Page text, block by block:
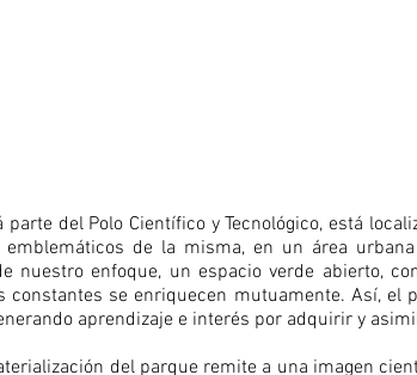
del Polo Científico y Tecnológico, está
de la misma, en un área
nuestro enfoque, un espacio verde abierto,
se enriquecen mutuamente. Así, el
aprendizaje e interés por adquirir y
del parque remite a una imagen